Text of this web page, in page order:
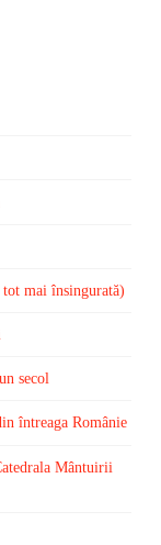
mai însingurată)
secol
întreaga Românie
Mântuirii